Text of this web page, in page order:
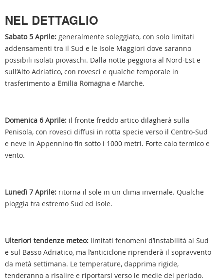
NEL DETTAGLIO
Sabato 5 Aprile: generalmente soleggiato, con solo limitati
addensamenti tra il Sud e le Isole Maggiori dove saranno
possibili isolati piovaschi. Dalla notte peggiora al Nord-Est e
sull’Alto Adriatico, con rovesci e qualche temporale in
trasferimento a Emilia Romagna e Marche.
Domenica 6 Aprile: il fronte freddo artico dilagherà sulla
Penisola, con rovesci diffusi in rotta specie verso il Centro-Sud
e neve in Appennino fin sotto i 1000 metri. Forte calo termico e
vento.
Lunedì 7 Aprile: ritorna il sole in un clima invernale. Qualche
pioggia tra estremo Sud ed Isole.
Ulteriori tendenze meteo: limitati fenomeni d’instabilità al Sud
e sul Basso Adriatico, ma l’anticiclone riprenderà il sopravvento
da metà settimana. Le temperature, dapprima rigide,
tenderanno a risalire e riportarsi verso le medie del periodo.